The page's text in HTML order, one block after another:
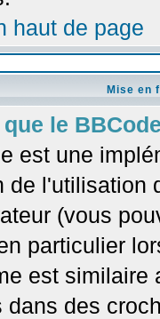
haut de page
Mise en
le
est une
de l'utilisation
(vous
particulier
est similaire
dans des